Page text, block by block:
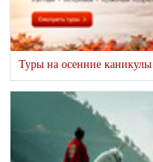
Туры на осенние каникулы